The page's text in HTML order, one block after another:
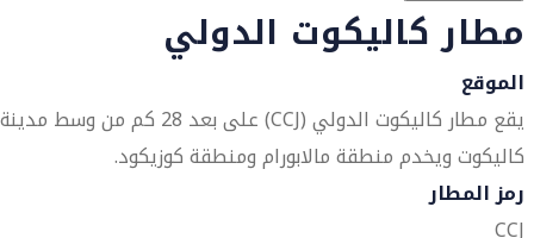
مطار كاليكوت الدولي
الموقع
يقع مطار كاليكوت الدولي (CCJ) على بعد 28 كم من وسط مدينة
كاليكوت ويخدم منطقة مالابورام ومنطقة كوزيكود.
رمز المطار
CCJ